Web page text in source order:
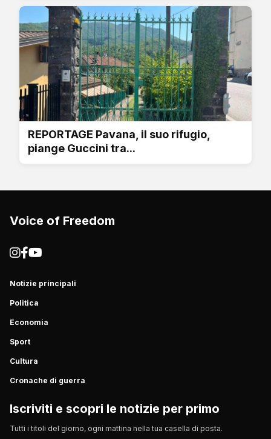
REPORTAGE Pavana, il suo rifugio,
piange Guccini tra...
Voice of Freedom
Notizie principali
Politica
Economia
Sport
Cultura
Cronache di guerra
Iscriviti e scopri le notizie per primo
Tutti i titoli del giorno, ogni mattina nella tua casella di posta.